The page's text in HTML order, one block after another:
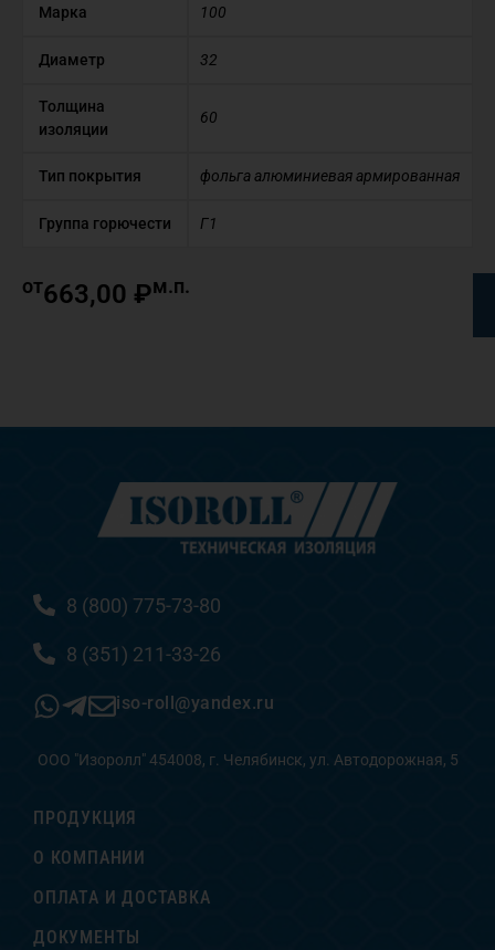
Марка 100
Диаметр 32
Толщина
изоляции
60
Тип покрытия фольга алюминиевая армированная
Группа горючести Г1
от663,00 ₽м.п.
8 (800) 775-73-80
8 (351) 211-33-26
iso-roll@yandex.ru
ООО "Изоролл" 454008, г. Челябинск, ул. Автодорожная, 5
ПРОДУКЦИЯ
О КОМПАНИИ
ОПЛАТА И ДОСТАВКА
ДОКУМЕНТЫ